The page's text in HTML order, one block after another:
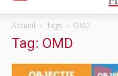
Accueil Tags OMD
Tag: OMD